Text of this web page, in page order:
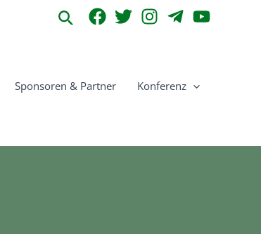
Suchen
Sponsoren & Partner Konferenz